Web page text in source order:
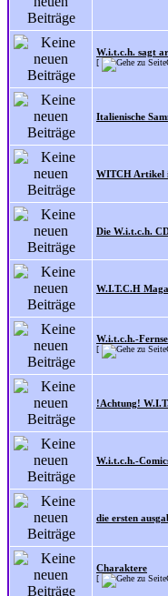
W.i.t.c.h. sagt
[
Italienische
WITCH Artikel
Die W.i.t.c.h.
W.I.T.C.H
W.i.t.c.h.-
[
!Achtung!
W.i.t.c.h.-
die ersten
Charaktere
[